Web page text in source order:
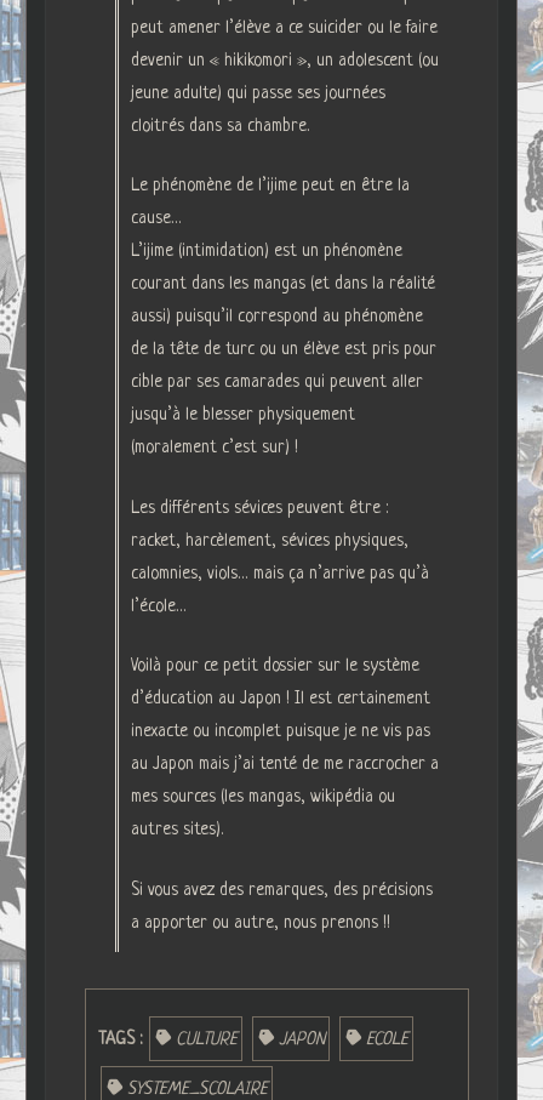
peut amener l’élève a ce suicider ou le faire
devenir un « hikikomori », un adolescent (ou
jeune adulte) qui passe ses journées
cloitrés dans sa chambre.
Le phénomène de l’ijime peut en être la
cause…
L’ijime (intimidation) est un phénomène
courant dans les mangas (et dans la réalité
aussi) puisqu’il correspond au phénomène
de la tête de turc ou un élève est pris pour
cible par ses camarades qui peuvent aller
jusqu’à le blesser physiquement
(moralement c’est sur) !
Les différents sévices peuvent être :
racket, harcèlement, sévices physiques,
calomnies, viols… mais ça n’arrive pas qu’à
l’école…
Voilà pour ce petit dossier sur le système
d’éducation au Japon ! Il est certainement
inexacte ou incomplet puisque je ne vis pas
au Japon mais j’ai tenté de me raccrocher a
mes sources (les mangas, wikipédia ou
autres sites).
Si vous avez des remarques, des précisions
a apporter ou autre, nous prenons !!
TAGS : CULTURE JAPON ECOLE
SYSTEME_SCOLAIRE